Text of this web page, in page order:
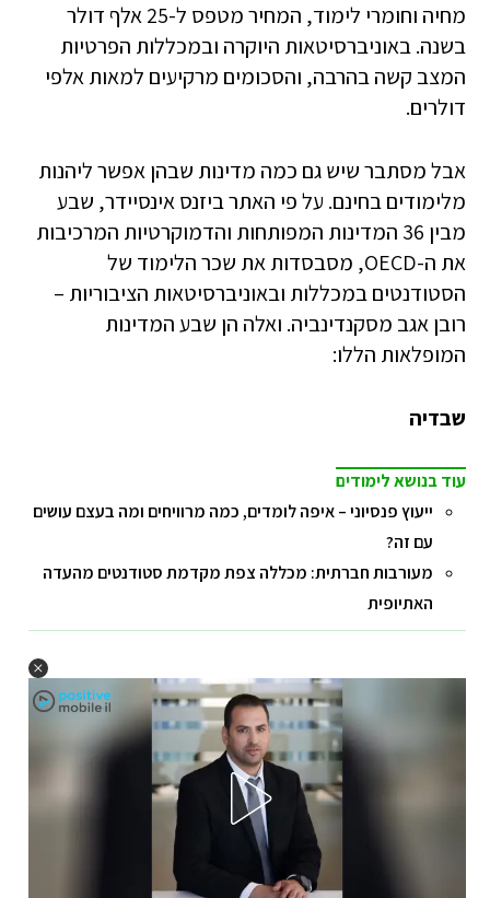
מחיה וחומרי לימוד, המחיר מטפס ל-25 אלף דולר
בשנה. באוניברסיטאות היוקרה ובמכללות הפרטיות
המצב קשה בהרבה, והסכומים מרקיעים למאות אלפי
דולרים.
אבל מסתבר שיש גם כמה מדינות שבהן אפשר ליהנות
מלימודים בחינם. על פי האתר ביזנס אינסיידר, שבע
מבין 36 המדינות המפותחות והדמוקרטיות המרכיבות
את ה-OECD, מסבסדות את שכר הלימוד של
הסטודנטים במכללות ובאוניברסיטאות הציבוריות –
רובן אגב מסקנדינביה. ואלה הן שבע המדינות
המופלאות הללו:
שבדיה
עוד בנושא לימודים
ייעוץ פנסיוני – איפה לומדים, כמה מרוויחים ומה בעצם עושים
עם זה?
מעורבות חברתית: מכללה צפת מקדמת סטודנטים מהעדה
האתיופית